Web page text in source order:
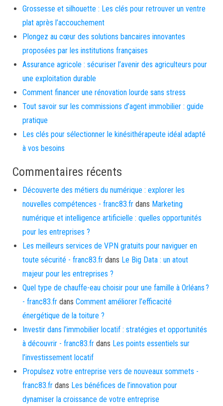
Grossesse et silhouette : Les clés pour retrouver un ventre
plat après l’accouchement
Plongez au cœur des solutions bancaires innovantes
proposées par les institutions françaises
Assurance agricole : sécuriser l’avenir des agriculteurs pour
une exploitation durable
Comment financer une rénovation lourde sans stress
Tout savoir sur les commissions d’agent immobilier : guide
pratique
Les clés pour sélectionner le kinésithérapeute idéal adapté
à vos besoins
Commentaires récents
Découverte des métiers du numérique : explorer les
nouvelles compétences - franc83.fr dans Marketing
numérique et intelligence artificielle : quelles opportunités
pour les entreprises ?
Les meilleurs services de VPN gratuits pour naviguer en
toute sécurité - franc83.fr dans Le Big Data : un atout
majeur pour les entreprises ?
Quel type de chauffe-eau choisir pour une famille à Orléans ?
- franc83.fr dans Comment améliorer l’efficacité
énergétique de la toiture ?
Investir dans l’immobilier locatif : stratégies et opportunités
à découvrir - franc83.fr dans Les points essentiels sur
l’investissement locatif
Propulsez votre entreprise vers de nouveaux sommets -
franc83.fr dans Les bénéfices de l’innovation pour
dynamiser la croissance de votre entreprise